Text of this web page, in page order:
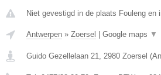
Niet gevestigd in de plaats Fouleng en
Antwerpen » Zoersel Google maps ▼
Guido Gezellelaan 21, 2980 Zoersel (